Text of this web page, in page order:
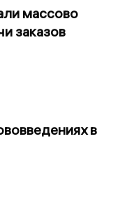
массово
заказов
в